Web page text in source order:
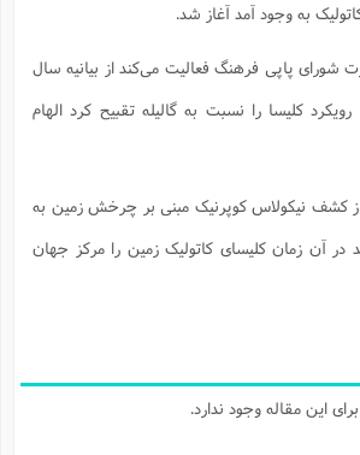
به وجود آمد آغاز شد.
پاپی فرهنگ فعالیت می‌کند از بیانیه سال
رویکرد کلیسا را نسبت به گالیله تقبیح کرد الهام
کشف نیکولاس کوپرنیک مبنی بر چرخش زمین به
آن زمان کلیسای کاتولیک زمین را مرکز جهان
این مقاله وجود ندارد.